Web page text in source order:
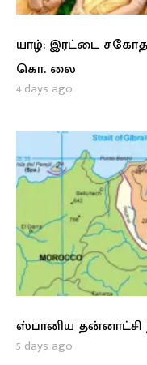
யாழ்: இரட்டை
கொ. லை
4 days ago
ஸ்பானிய தன்னாட்சி
5 days ago